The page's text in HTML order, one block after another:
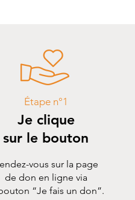
Étape n°1
Je clique
sur le bouton
vous sur la page
de don en ligne via
“Je fais un don”.